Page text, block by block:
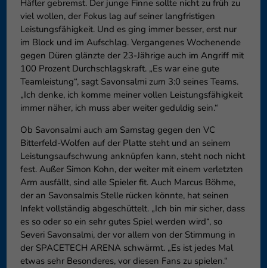
Häfler gebremst. Der junge Finne sollte nicht zu früh zu
viel wollen, der Fokus lag auf seiner langfristigen
Leistungsfähigkeit. Und es ging immer besser, erst nur
im Block und im Aufschlag. Vergangenes Wochenende
gegen Düren glänzte der 23-Jährige auch im Angriff mit
100 Prozent Durchschlagskraft. „Es war eine gute
Teamleistung“, sagt Savonsalmi zum 3:0 seines Teams.
„Ich denke, ich komme meiner vollen Leistungsfähigkeit
immer näher, ich muss aber weiter geduldig sein.“
Ob Savonsalmi auch am Samstag gegen den VC
Bitterfeld-Wolfen auf der Platte steht und an seinem
Leistungsaufschwung anknüpfen kann, steht noch nicht
fest. Außer Simon Kohn, der weiter mit einem verletzten
Arm ausfällt, sind alle Spieler fit. Auch Marcus Böhme,
der an Savonsalmis Stelle rücken könnte, hat seinen
Infekt vollständig abgeschüttelt. „Ich bin mir sicher, dass
es so oder so ein sehr gutes Spiel werden wird“, so
Severi Savonsalmi, der vor allem von der Stimmung in
der SPACETECH ARENA schwärmt. „Es ist jedes Mal
etwas sehr Besonderes, vor diesen Fans zu spielen.“